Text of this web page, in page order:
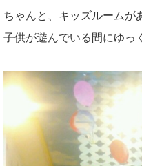
ちゃんと、キッズルームが
子供が遊んでいる間にゆっ